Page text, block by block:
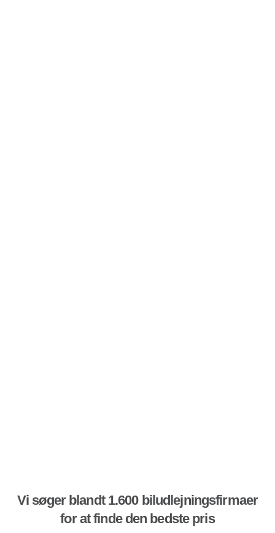
Vi søger blandt 1.600 biludlejningsfirmaer
for at finde den bedste pris